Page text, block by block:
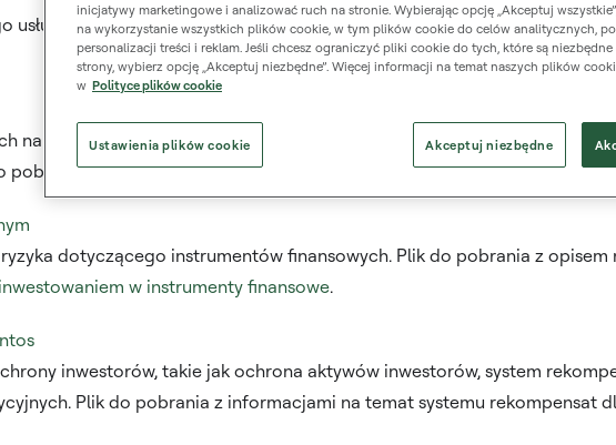
usługach inwestycyjnych. Informacje o sposobach komunikacji oraz
na Mintos oraz przykładowe koszty i powiązane opłaty uiszczane na
z przykładowymi kosztami i opłatami jest dostępny w sekcji
dotyczącego instrumentów finansowych. Plik do pobrania z
w instrumenty finansowe.
inwestorów, takie jak ochrona aktywów inwestorów, system
Plik do pobrania z informacjami na temat systemu rekompensat
inicjatywy marketingowe i analizować ruch na stronie. Wybierając opcję „Akceptuj
na wykorzystanie wszystkich plików cookie, w tym plików cookie do celów analitycznych,
personalizacji treści i reklam. Jeśli chcesz ograniczyć pliki cookie do tych, które są niezbędne
strony, wybierz opcję „Akceptuj niezbędne”. Więcej informacji na temat naszych plików
w Polityce plików cookie
Ustawienia plików cookie Akceptuj niezbędne